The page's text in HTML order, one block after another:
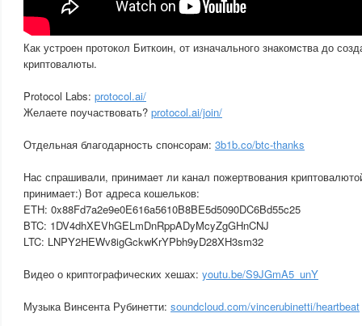
Как устроен протокол Биткоин, от изначального знакомства до
криптовалюты.
Protocol Labs: protocol.ai/
Желаете поучаствовать? protocol.ai/join/
Отдельная благодарность спонсорам: 3b1b.co/btc-thanks
Нас спрашивали, принимает ли канал пожертвования
принимает:) Вот адреса кошельков:
ETH: 0x88Fd7a2e9e0E616a5610B8BE5d5090DC6Bd55c25
BTC: 1DV4dhXEVhGELmDnRppADyMcyZgGHnCNJ
LTC: LNPY2HEWv8igGckwKrYPbh9yD28XH3sm32
Видео о криптографических хешах: youtu.be/S9JGmA5_unY
Музыка Винсента Рубинетти: soundcloud.com/vincerubinetti/heartbeat